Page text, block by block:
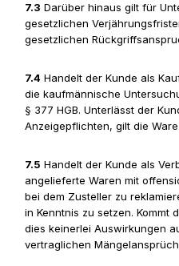
7.3 Darüber hinaus gilt für
gesetzlichen
gesetzlichen
7.4 Handelt der Kunde als
die kaufmännische
§ 377 HGB. Unterlässt der
Anzeigepflichten, gilt die
7.5 Handelt der Kunde als
angelieferte Waren mit
bei dem Zusteller zu
in Kenntnis zu setzen. Kommt
dies keinerlei Auswirkungen
vertraglichen